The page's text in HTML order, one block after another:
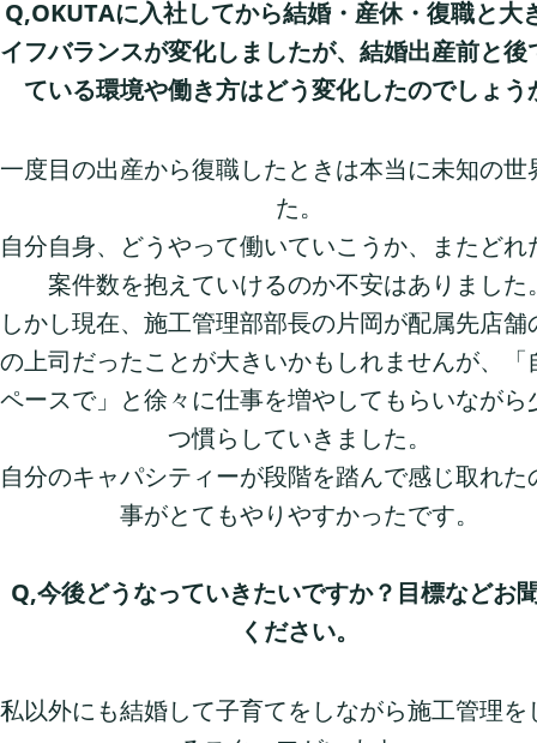
Q,OKUTAに入社してから結婚・産休・復職と大
イフバランスが変化しましたが、結婚出産前と後
ている環境や働き方はどう変化したのでしょう
一度目の出産から復職したときは本当に未知の世
た。
自分自身、どうやって働いていこうか、またどれ
案件数を抱えていけるのか不安はありました
しかし現在、施工管理部部長の片岡が配属先店舗
の上司だったことが大きいかもしれませんが、「
ペースで」と徐々に仕事を増やしてもらいながら
つ慣らしていきました。
自分のキャパシティーが段階を踏んで感じ取れた
事がとてもやりやすかったです。
Q,今後どうなっていきたいですか？目標などお
ください。
私以外にも結婚して子育てをしながら施工管理を